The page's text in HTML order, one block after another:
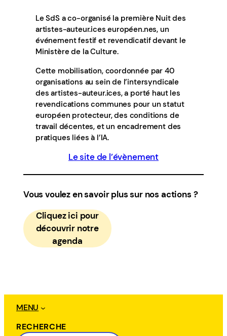
Le SdS a co-organisé la première Nuit des
artistes-auteur.ices européen.nes, un
événement festif et revendicatif devant le
Ministère de la Culture.
Cette mobilisation, coordonnée par 40
organisations au sein de l’intersyndicale
des artistes-auteur.ices, a porté haut les
revendications communes pour un statut
européen protecteur, des conditions de
travail décentes, et un encadrement des
pratiques liées à l’IA.
Le site de l’évènement
Vous voulez en savoir plus sur nos actions ?
Cliquez ici pour
découvrir notre
agenda
MENU
RECHERCHE